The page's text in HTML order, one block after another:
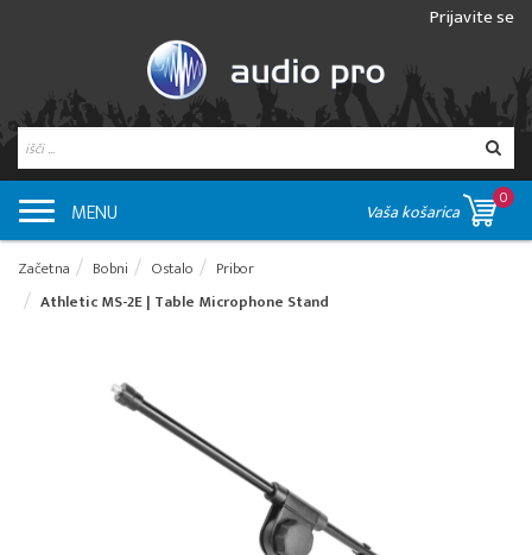
Prijavite se
MENU Vaša košarica
0
Začetna Bobni Ostalo
Pribor
Athletic MS-2E | Table Microphone Stand